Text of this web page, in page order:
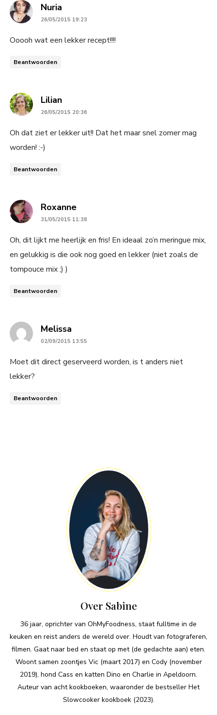
Nuria
26/05/2015 19:23
Ooooh wat een lekker recept!!!!
Beantwoorden
Liliansays:
26/05/2015 20:36
Oh dat ziet er lekker uit!! Dat het maar snel zomer mag
worden! :-)
Beantwoorden
Roxannesays:
31/05/2015 11:38
Oh, dit lijkt me heerlijk en fris! En ideaal zo’n meringue mix,
en gelukkig is die ook nog goed en lekker (niet zoals de
tompouce mix ;) )
Beantwoorden
Melissa
02/09/2015 13:55
Moet dit direct geserveerd worden, is t anders niet
lekker?
Beantwoorden
Over Sabine
36 jaar, oprichter van OhMyFoodness, staat fulltime in de
keuken en reist anders de wereld over. Houdt van fotograferen,
filmen. Gaat naar bed en staat op met (de gedachte aan) eten.
Woont samen zoontjes Vic (maart 2017) en Cody (november
2019), hond Cass en katten Dino en Charlie in Apeldoorn.
Auteur van acht kookboeken, waaronder de bestseller Het
Slowcooker kookboek (2023).